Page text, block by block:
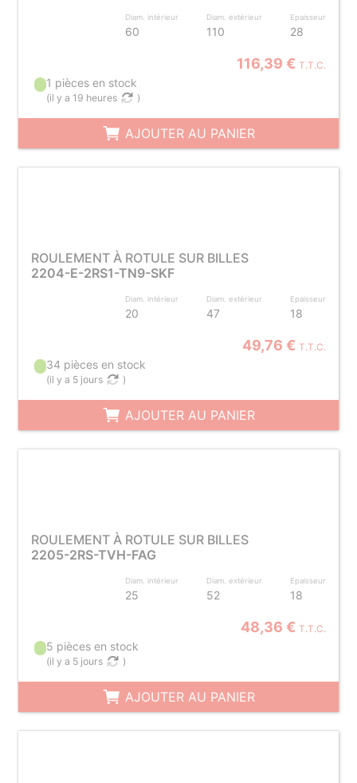
Diam. intérieur
60
Diam. extérieur
110
Epaisseur
28
116,39 € T.T.C.
1 pièces en stock
(il y a 19 heures )
AJOUTER AU PANIER
ROULEMENT À ROTULE SUR BILLES
2204-E-2RS1-TN9-SKF
Diam. intérieur
20
Diam. extérieur
47
Epaisseur
18
49,76 € T.T.C.
34 pièces en stock
(il y a 5 jours )
AJOUTER AU PANIER
ROULEMENT À ROTULE SUR BILLES
2205-2RS-TVH-FAG
Diam. intérieur
25
Diam. extérieur
52
Epaisseur
18
48,36 € T.T.C.
5 pièces en stock
(il y a 5 jours )
AJOUTER AU PANIER